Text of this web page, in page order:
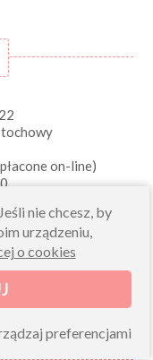
on-line)
nie chcesz, by
urządzeniu,
o cookies
preferencjami